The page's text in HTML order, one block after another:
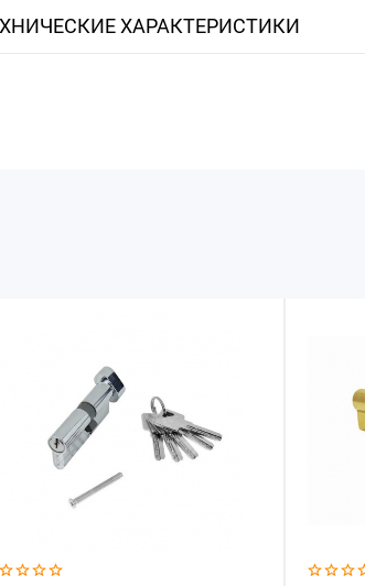
ХАРАКТЕРИСТИКИ